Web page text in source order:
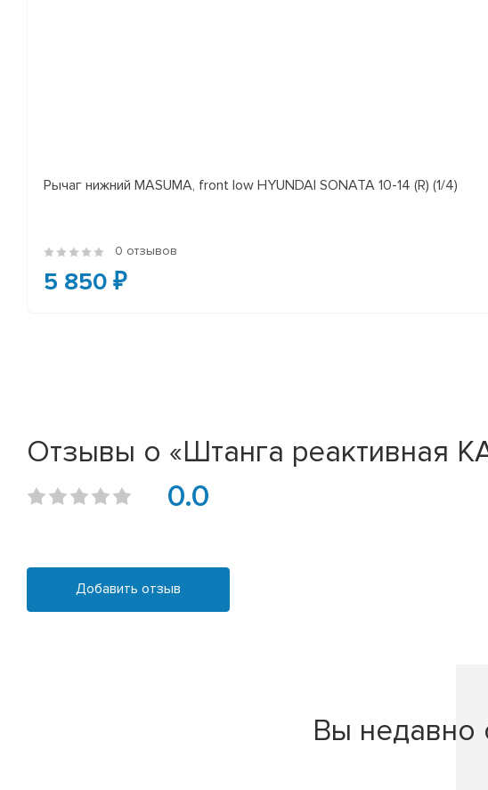
Рычаг нижний MASUMA, front low HYUNDAI SONATA 10-14 (R) (1/4)
0 отзывов
5 850 ₽
Отзывы о «Штанга реактивная
0.0
Добавить отзыв
Вы недавно